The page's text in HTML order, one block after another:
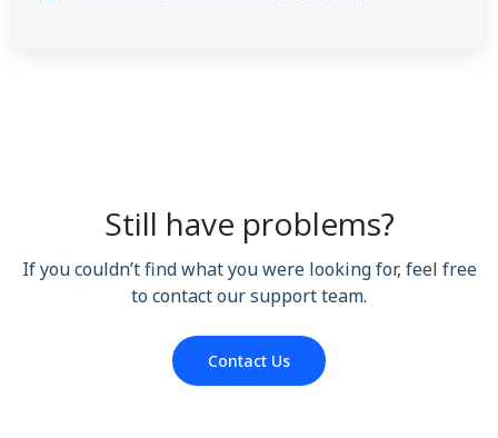
Still have problems?
If you couldn’t find what you were looking for, feel free
to contact our support team.